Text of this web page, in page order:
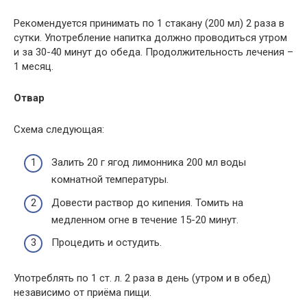
Рекомендуется принимать по 1 стакану (200 мл) 2 раза в
сутки. Употребление напитка должно проводиться утром
и за 30-40 минут до обеда. Продолжительность лечения –
1 месяц.
Отвар
Схема следующая:
Залить 20 г ягод лимонника 200 мл воды
комнатной температуры.
Довести раствор до кипения. Томить на
медленном огне в течение 15-20 минут.
Процедить и остудить.
Употреблять по 1 ст. л. 2 раза в день (утром и в обед)
независимо от приёма пищи.